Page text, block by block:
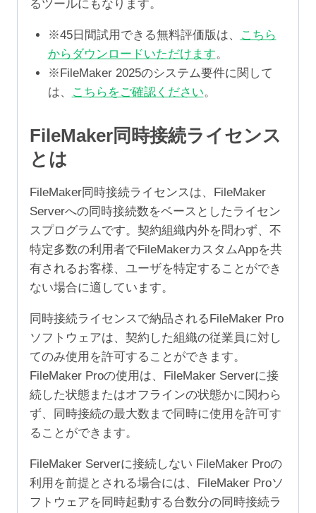
るツールにもなります。
※45日間試用できる無料評価版は、
こちら
からダウンロードいただけます。
※FileMaker 2025のシステム要件に関して
は、
こちらをご確認ください。
FileMaker同時接続ライセンス
とは
FileMaker同時接続ライセンスは、FileMaker
Serverへの同時接続数をベースとしたライセン
スプログラムです。契約組織内外を問わず、不
特定多数の利用者でFileMakerカスタムAppを共
有されるお客様、ユーザを特定することができ
ない場合に適しています。
同時接続ライセンスで納品されるFileMaker Pro
ソフトウェアは、契約した組織の従業員に対し
てのみ使用を許可することができます。
FileMaker Proの使用は、FileMaker Serverに接
続した状態またはオフラインの状態かに関わら
ず、同時接続の最大数まで同時に使用を許可す
ることができます。
FileMaker Serverに接続しない FileMaker Proの
利用を前提とされる場合には、FileMaker Proソ
フトウェアを同時起動する台数分の同時接続ラ